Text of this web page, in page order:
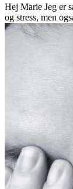
Hej Marie Jeg er
og stress, men